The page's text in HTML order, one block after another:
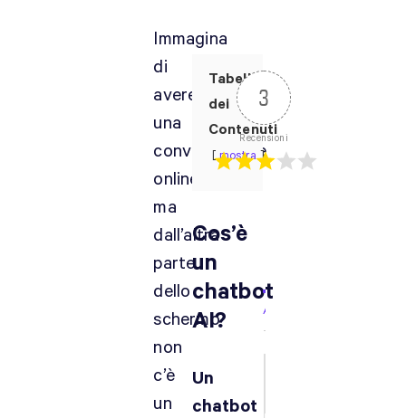
Immagina
di
avere
una
conversazione
online,
ma
dall’altra
parte
dello
schermo
non
c’è
un
Tabella
dei
Contenuti
mostra
Cos’è
un
chatbot
AI?
Un
chatbot
3
Recensioni
Accedi